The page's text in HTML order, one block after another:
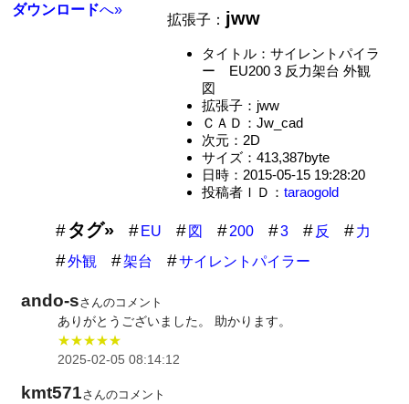
ダウンロードへ»
拡張子： jww
タイトル：サイレントパイラ
ー EU200 3 反力架台 外観
図
拡張子：jww
ＣＡＤ：Jw_cad
次元：2D
サイズ：413,387byte
日時：2015-05-15 19:28:20
投稿者ＩＤ： taraogold
タグ» EU 図 200 3 反
力
外観
架台 サイレントパイラー
ando-sさんのコメント
ありがとうございました。 助かります。
★★★★★
2025-02-05 08:14:12
kmt571さんのコメント